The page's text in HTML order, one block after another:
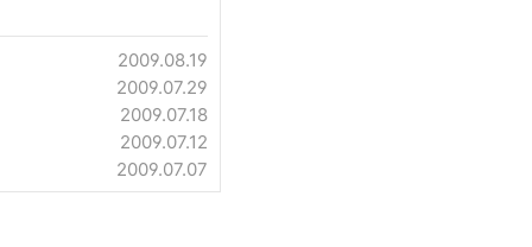
2009.08.19
2009.07.29
2009.07.18
2009.07.12
2009.07.07